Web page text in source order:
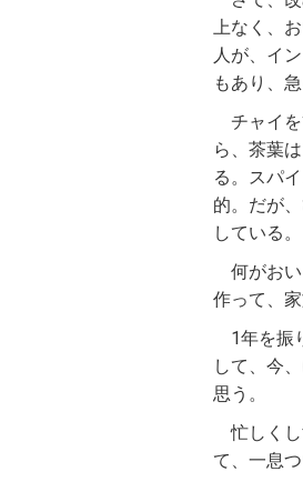
上なく、
人が、イ
もあり、
チャイ
ら、茶葉
る。スパ
的。だが
している
何がお
作って、
1年を振
して、今
思う。
忙しく
て、一息